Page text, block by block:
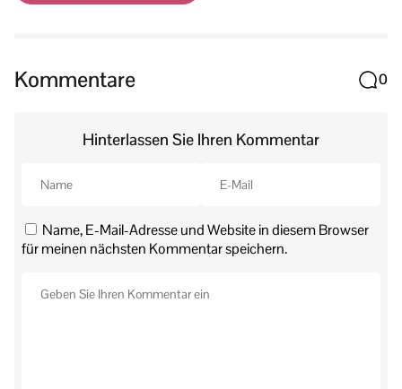
Kommentare 0
Hinterlassen Sie Ihren Kommentar
Name, E-Mail-Adresse und Website in diesem Browser
für meinen nächsten Kommentar speichern.